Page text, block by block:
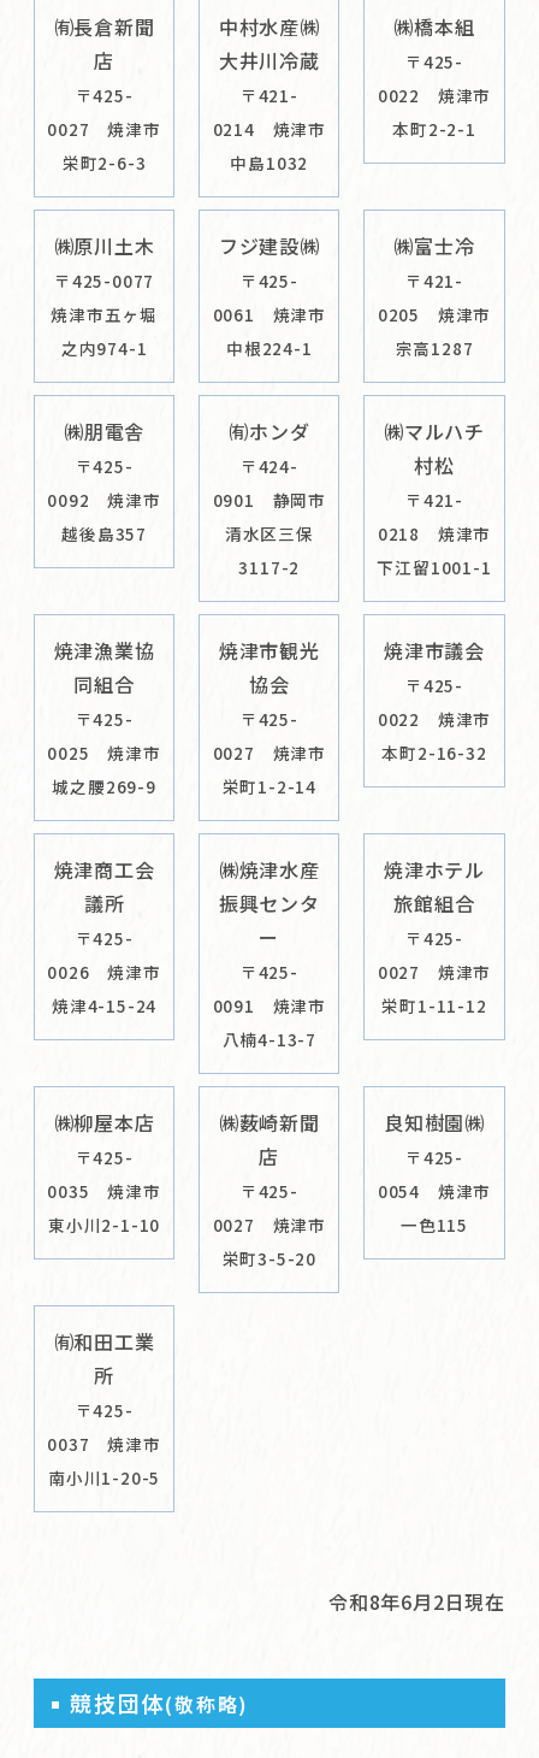
㈲長倉新聞
店
〒425-
0027 焼津市
栄町2-6-3
中村水産㈱
大井川冷蔵
〒421-
0214 焼津市
中島1032
㈱橋本組
〒425-
0022 焼津市
本町2-2-1
㈱原川土木
〒425-0077
焼津市五ヶ堀
之内974-1
フジ建設㈱
〒425-
0061 焼津市
中根224-1
㈱富士冷
〒421-
0205 焼津市
宗高1287
㈱朋電舎
〒425-
0092 焼津市
越後島357
㈲ホンダ
〒424-
0901 静岡市
清水区三保
3117-2
㈱マルハチ
村松
〒421-
0218 焼津市
下江留1001-1
焼津漁業協
同組合
〒425-
0025 焼津市
城之腰269-9
焼津市観光
協会
〒425-
0027 焼津市
栄町1-2-14
焼津市議会
〒425-
0022 焼津市
本町2-16-32
焼津商工会
議所
〒425-
0026 焼津市
焼津4-15-24
㈱焼津水産
振興センタ
ー
〒425-
0091 焼津市
八楠4-13-7
焼津ホテル
旅館組合
〒425-
0027 焼津市
栄町1-11-12
㈱柳屋本店
〒425-
0035 焼津市
東小川2-1-10
㈱薮崎新聞
店
〒425-
0027 焼津市
栄町3-5-20
良知樹園㈱
〒425-
0054 焼津市
一色115
㈲和田工業
所
〒425-
0037 焼津市
南小川1-20-5
令和8年6月2日現在
競技団体(敬称略)